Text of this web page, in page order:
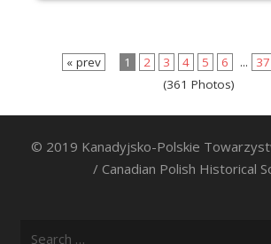
« prev 1 2 3 4 5 6 ... 37
(361 Photos)
© 2019 Kanadyjsko-Polskie
/ Canadian Polish Historical